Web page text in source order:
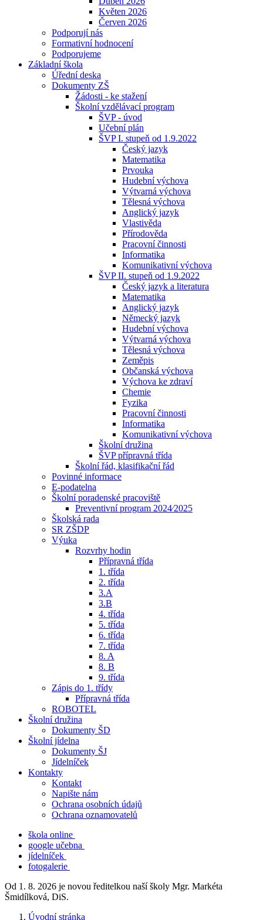
Květen 2026
Červen 2026
Podporují nás
Formativní hodnocení
Podporujeme
Základní škola
Úřední deska
Dokumenty ZŠ
Žádosti - ke stažení
Školní vzdělávací program
ŠVP - úvod
Učební plán
ŠVP I. stupeň od 1.9.2022
Český jazyk
Matematika
Prvouka
Hudební výchova
Výtvarná výchova
Tělesná výchova
Anglický jazyk
Vlastivěda
Přírodověda
Pracovní činnosti
Informatika
Komunikativní výchova
ŠVP II. stupeň od 1.9.2022
Český jazyk a literatura
Matematika
Anglický jazyk
Německý jazyk
Hudební výchova
Výtvarná výchova
Tělesná výchova
Zeměpis
Občanská výchova
Výchova ke zdraví
Chemie
Fyzika
Pracovní činnosti
Informatika
Komunikativní výchova
Školní družina
ŠVP přípravná třída
Školní řád, klasifikační řád
Povinné informace
E-podatelna
Školní poradenské pracoviště
Preventivní program 2024⁄2025
Školská rada
SR ZŠDP
Výuka
Rozvrhy hodin
Přípravná třída
1. třída
2. třída
3.A
3.B
4. třída
5. třída
6. třída
7. třída
8. A
8. B
9. třída
Zápis do 1. třídy
Přípravná třída
ROBOTEL
Školní družina
Dokumenty ŠD
Školní jídelna
Dokumenty ŠJ
Jídelníček
Kontakty
Kontakt
Napište nám
Ochrana osobních údajů
Ochrana oznamovatelů
škola online
google učebna
jídelníček
fotogalerie
Od 1. 8. 2026 je novou ředitelkou naší školy Mgr. Markéta
Šmidílková, DiS.
Úvodní stránka